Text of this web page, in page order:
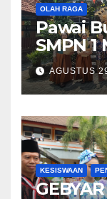
OLAH RAGA
Pawai
SMPN
Tema
Kreatif
AGUSTUS
KESISWAAN